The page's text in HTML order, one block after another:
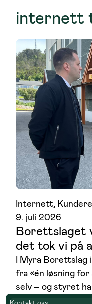
internett
Internett,
9. juli 2026
Borettslaget
det tok vi på
I Myra Borettslag
fra «én løsning for
selv – og styret